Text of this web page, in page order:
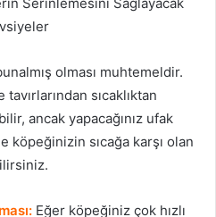
olması muhtemeldir.
sıcaklıktan
ancak yapacağınız ufak
sıcağa karşı olan
Eğer köpeğiniz çok hızlı